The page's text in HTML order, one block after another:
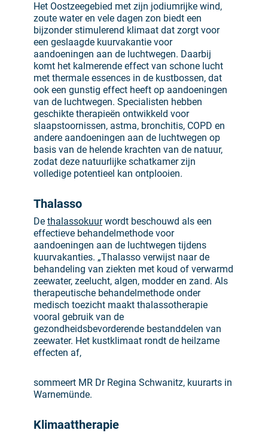
Het Oostzeegebied met zijn jodiumrijke wind,
zoute water en vele dagen zon biedt een
bijzonder stimulerend klimaat dat zorgt voor
een geslaagde kuurvakantie voor
aandoeningen aan de luchtwegen. Daarbij
komt het kalmerende effect van schone lucht
met thermale essences in de kustbossen, dat
ook een gunstig effect heeft op aandoeningen
van de luchtwegen. Specialisten hebben
geschikte therapieën ontwikkeld voor
slaapstoornissen, astma, bronchitis, COPD en
andere aandoeningen aan de luchtwegen op
basis van de helende krachten van de natuur,
zodat deze natuurlijke schatkamer zijn
volledige potentieel kan ontplooien.
Thalasso
De thalassokuurwordt beschouwd als een
effectieve behandelmethode voor
aandoeningen aan de luchtwegen tijdens
kuurvakanties. „Thalasso verwijst naar de
behandeling van ziekten met koud of verwarmd
zeewater, zeelucht, algen, modder en zand. Als
therapeutische behandelmethode onder
medisch toezicht maakt thalassotherapie
vooral gebruik van de
gezondheidsbevorderende bestanddelen van
zeewater. Het kustklimaat rondt de heilzame
effecten af,
sommeert MR Dr Regina Schwanitz, kuurarts in
Warnemünde.
Klimaattherapie